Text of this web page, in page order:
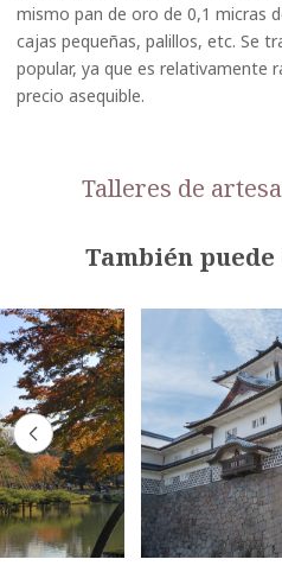
mismo pan de oro de 0,1 micras
cajas pequeñas, palillos, etc. Se
popular, ya que es relativamente
precio asequible.
Talleres de
También